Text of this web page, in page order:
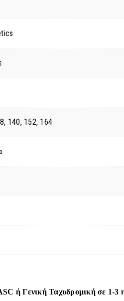
140, 152, 164
ή Γενική Ταχυδρομική σε 1-3